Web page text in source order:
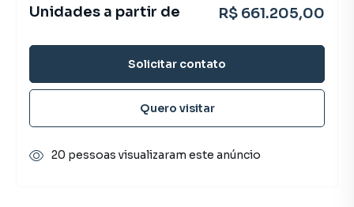
Unidades a partir de R$ 661.205,00
Solicitar contato
Quero visitar
20 pessoas visualizaram este anúncio